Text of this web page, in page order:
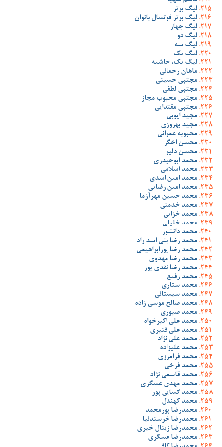
لیگ برتر
لیگ برتر فوتسال بانوان
لیگ چهار
لیگ دو
لیگ سه
لیگ یک
لیگ یک، حاشیه
ماهان رحمانی
مجتبی حسینی
مجتبی لطفی
مجتبی محبوب مجاز
مجتبی مقتدایی
مجید ایوبی
مجید بهروزی
محبوبه عمرانی
محسن اخگر
محسن دلیر
محمد ابوحیدری
محمد اسلامی
محمد امین اسدی
محمد امین رضایی
محمد حسین مهرآزما
محمد خدمتی
محمد خزایی
محمد خلیلی
محمد دانشور
محمد رضا بنی اسد راد
محمد رضا پورابراهیمی
محمد رضا مهدوی
محمد رضا نقدی پور
محمد رفیع
محمد ستاری
محمد سیستانی
محمد صالح موسی زاده
محمد صبوری
محمد علی اکبرخواه
محمد علی قنبری
محمد علی نژاد
محمد علیزاده
محمد فرامرزی
محمد فرخی
محمد قاسمی نژاد
محمد مهدی عسگری
محمد کسایی پور
محمد کهندل
محمدرضا پورمحمد
محمدرضا خرسندنیا
محمدرضا زینال خیری
محمدرضا عسگری